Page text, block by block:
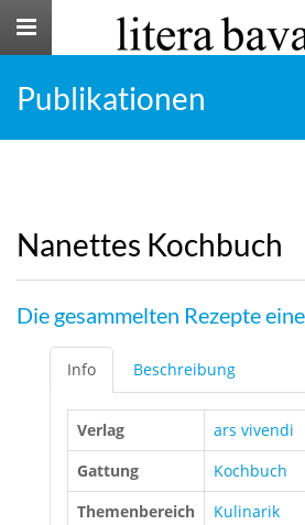
Toggle
Publikationen
Nanettes Kochbuch
Die gesammelten Rezepte
Info Beschreibung
Verlag
ars vivendi
Gattung
Kochbuch
Themenbereich
Kulinarik